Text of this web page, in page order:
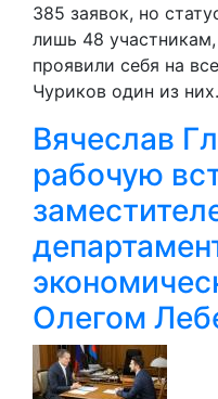
385 заявок, но
лишь 48
проявили себя на
Чуриков один из них.
Вячеслав
рабочую
Олегом